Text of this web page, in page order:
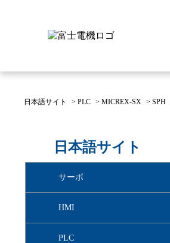
富士電機につい
へ
株主・投資家情
へ
サステナビリテ
へ
日本語サイト > PLC > MICREX-SX > SPH
日本語サイト
サーボ
HMI
PLC